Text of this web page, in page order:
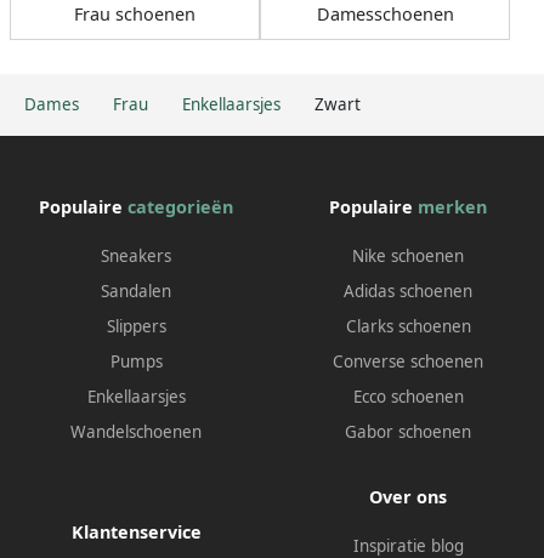
Dames Frau Enkellaarsjes Zwart
Frau schoenen Damesschoenen
Populaire categorieën
Sneakers
Sandalen
Slippers
Pumps
Enkellaarsjes
Wandelschoenen
Populaire merken
Nike schoenen
Adidas schoenen
Clarks schoenen
Converse schoenen
Ecco schoenen
Gabor schoenen
Klantenservice
Over ons
Inspiratie blog